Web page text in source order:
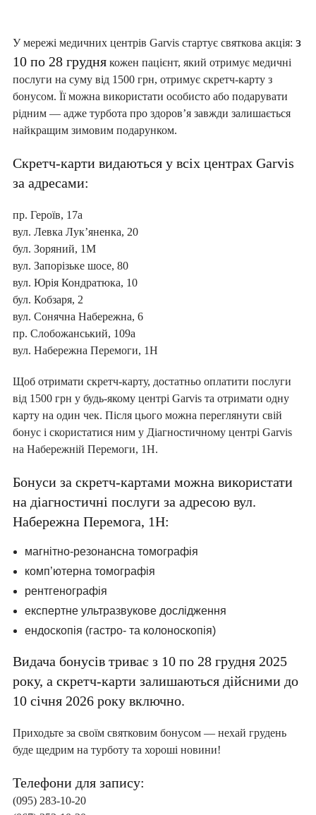
У мережі медичних центрів Garvis стартує святкова акція: з
10 по 28 груднякожен пацієнт, який отримує медичні
послуги на суму від 1500 грн, отримує скретч-карту з
бонусом. Її можна використати особисто або подарувати
рідним — адже турбота про здоров’я завжди залишається
найкращим зимовим подарунком.
Скретч-карти видаються у всіх центрах Garvis
за адресами:
пр. Героїв, 17а
вул. Левка Лук’яненка, 20
бул. Зоряний, 1М
вул. Запорізьке шосе, 80
вул. Юрія Кондратюка, 10
бул. Кобзаря, 2
вул. Сонячна Набережна, 6
пр. Слобожанський, 109а
вул. Набережна Перемоги, 1Н
Щоб отримати скретч-карту, достатньо оплатити послуги
від 1500 грн у будь-якому центрі Garvis та отримати одну
карту на один чек. Після цього можна переглянути свій
бонус і скористатися ним у Діагностичному центрі Garvis
на Набережній Перемоги, 1Н.
Бонуси за скретч-картами можна використати
на діагностичні послуги за адресою вул.
Набережна Перемога, 1Н:
магнітно-резонансна томографія
комп’ютерна томографія
рентгенографія
експертне ультразвукове дослідження
ендоскопія (гастро- та колоноскопія)
Видача бонусів триває з 10 по 28 грудня 2025
року, а скретч-карти залишаються дійсними до
10 січня 2026 року включно.
Приходьте за своїм святковим бонусом — нехай грудень
буде щедрим на турботу та хороші новини!
Телефони для запису:
(095) 283-10-20